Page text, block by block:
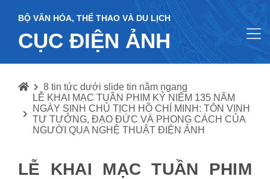
BỘ VĂN HÓA, THỂ THAO VÀ DU LỊCH
CỤC ĐIỆN ẢNH
8 tin tức dưới slide tin nằm ngang
LỄ KHAI MẠC TUẦN PHIM KỶ NIỆM 135 NĂM
NGÀY SINH CHỦ TỊCH HỒ CHÍ MINH: TÔN VINH
TƯ TƯỞNG, ĐẠO ĐỨC VÀ PHONG CÁCH CỦA
NGƯỜI QUA NGHỆ THUẬT ĐIỆN ẢNH
LỄ KHAI MẠC TUẦN PHIM